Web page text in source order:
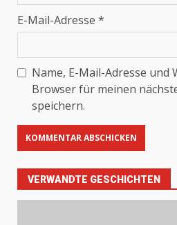
E-Mail-Adresse *
Name, E-Mail-Adresse und
Browser für meinen
speichern.
VERWANDTE GESCHICHTEN